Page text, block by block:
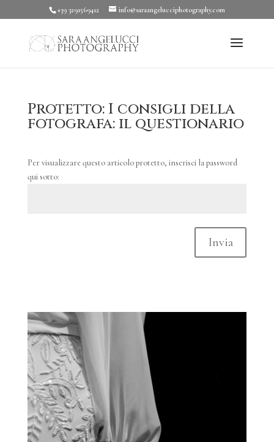
+39 3291569412 info@saraangelucciphotography.com
Protetto: I consigli della
fotografa: il questionario
Per visualizzare questo articolo protetto, inserisci la password
qui sotto:
Invia